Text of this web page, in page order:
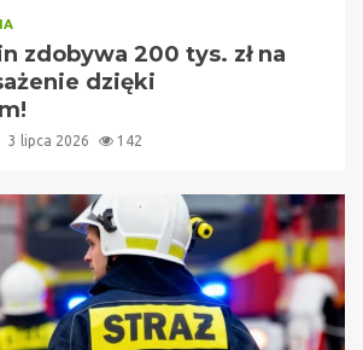
zdobywa 200 tys. zł na
dzięki
3 lipca 2026 142